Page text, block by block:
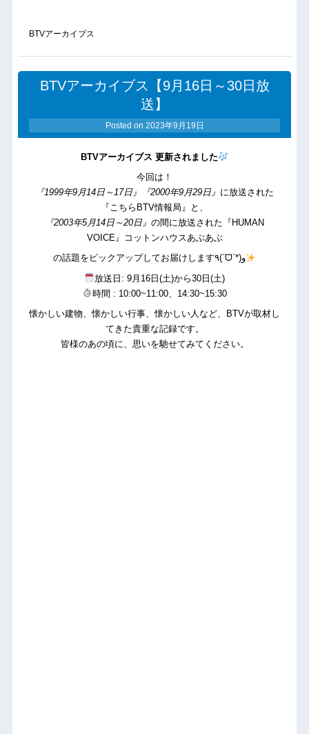
BTVアーカイブス
BTVアーカイブス【9月16日～30日放
送】
Posted on 2023年9月19日
BTVアーカイブス 更新されました
今回は！
『1999年9月14日～17日』『2000年9月29日』 に放送された
『こちらBTV情報局』と、
『2003年5月14日～20日』 の間に放送された『HUMAN
VOICE』コットンハウスあぶあぶ
の話題をピックアップしてお届けします٩(ˊᗜˋ*)و
放送日: 9月16日(土)から30日(土)
時間 : 10:00~11:00、14:30~15:30
懐かしい建物、懐かしい行事、懐かしい人など、BTVが取材し
てきた貴重な記録です。
皆様のあの頃に、思いを馳せてみてください。